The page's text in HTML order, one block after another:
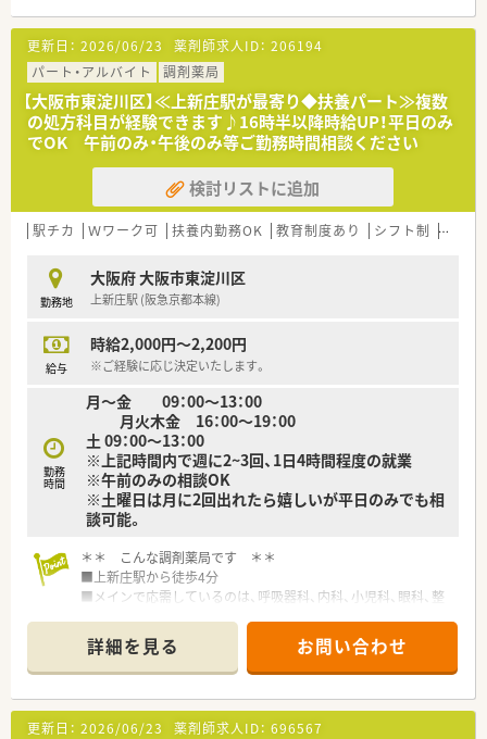
認定薬剤師の資格取得支援制度、取得後の報奨金制度など、
がんばる社員を会社もバックアップ！
年2回の納涼会・忘年会等の行事も設けるなど、店舗間の交流も
行っています。
今回募集の店舗は、施設調剤や在宅医療（個人）にも積極的に取り
組んでいます。
取扱い医薬品数約1,700種類、1日150枚以上を応需しながら
自然にスキルアップすることができる環境です。
更新日： 2026/06/23 薬剤師求人ID： 206194
パート・アルバイト
調剤薬局
【大阪市東淀川区】≪上新庄駅が最寄り◆扶養パート≫複数
の処方科目が経験できます♪16時半以降時給UP！平日のみ
でOK 午前のみ・午後のみ等ご勤務時間相談ください
検討リストに追加
駅チカ Ｗワーク可 扶養内勤務OK 教育制度あり シフト制 大手
勤務地
大阪府 大阪市東淀川区
上新庄駅 (阪急京都本線)
給与
時給2,000円～2,200円
※ご経験に応じ決定いたします。
勤務
時間
月～金 09：00～13：00
月火木金 16：00～19：00
土 09：00～13：00
※上記時間内で週に2~3回、1日4時間程度の就業
※午前のみの相談OK
※土曜日は月に2回出れたら嬉しいが平日のみでも相
談可能。
＊＊ こんな調剤薬局です ＊＊
■上新庄駅から徒歩4分
■メインで応需しているのは、呼吸器科、内科、小児科、眼科、整
■大阪市内に２店舗経営されており、和やかな雰囲気が魅力！
■長く勤務されている方がほとんどです。
詳細を見る お問い合わせ
更新日： 2026/06/23 薬剤師求人ID： 696567